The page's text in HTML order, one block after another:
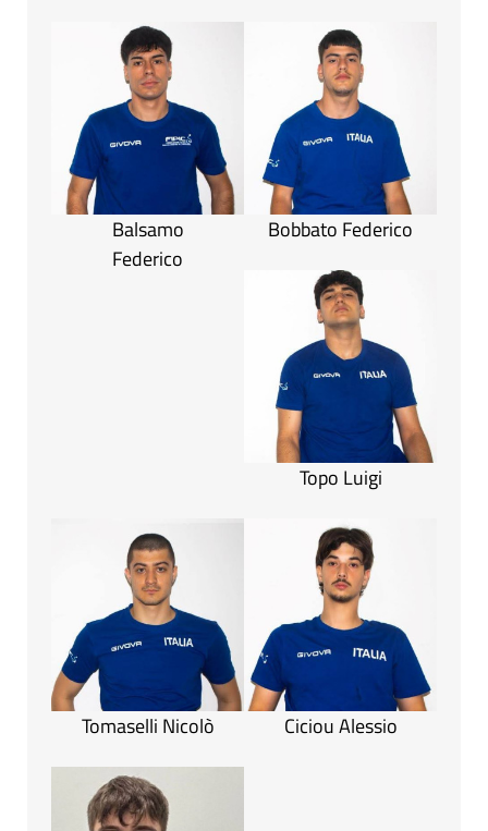
Balsamo
Federico
Bobbato Federico
Topo Luigi
Tomaselli Nicolò Ciciou Alessio